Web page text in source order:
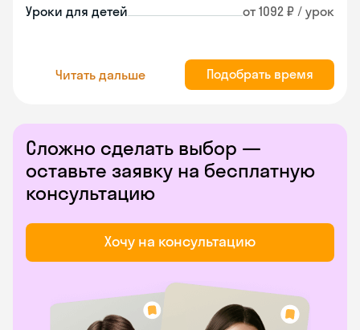
Уроки для детей от 1092 ₽ / урок
Читать дальше Подобрать время
Сложно сделать выбор —
оставьте заявку на бесплатную
консультацию
Хочу на консультацию